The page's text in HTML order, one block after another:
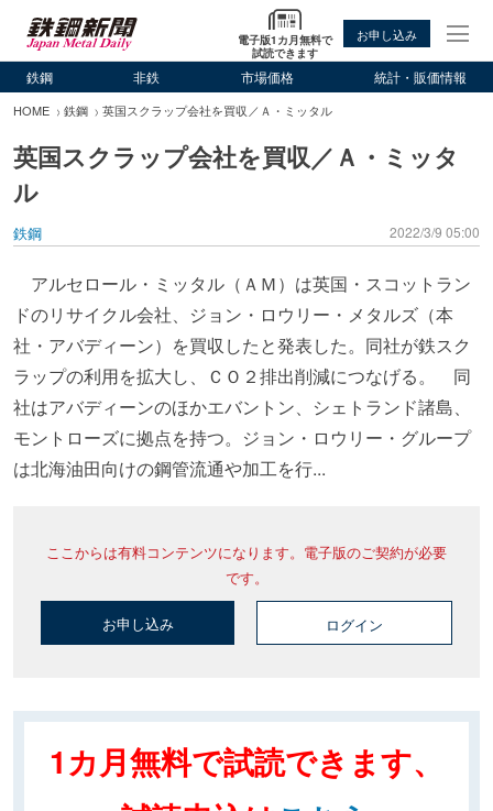
電子版1カ月無料で
試読できます
お申し込み
鉄鋼 非鉄 市場価格 統計・販価情報
HOME 鉄鋼 英国スクラップ会社を買収／Ａ・ミッタル
英国スクラップ会社を買収／Ａ・ミッタ
ル
鉄鋼 2022/3/9 05:00
アルセロール・ミッタル（ＡＭ）は英国・スコットラン
ドのリサイクル会社、ジョン・ロウリー・メタルズ（本
社・アバディーン）を買収したと発表した。同社が鉄スク
ラップの利用を拡大し、ＣＯ２排出削減につなげる。 同
社はアバディーンのほかエバントン、シェトランド諸島、
モントローズに拠点を持つ。ジョン・ロウリー・グループ
は北海油田向けの鋼管流通や加工を行...
ここからは有料コンテンツになります。電子版のご契約が必要
です。
お申し込み ログイン
1カ月無料で試読できます、